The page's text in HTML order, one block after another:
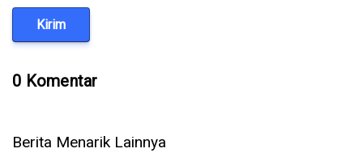
Kirim
0 Komentar
Berita Menarik Lainnya